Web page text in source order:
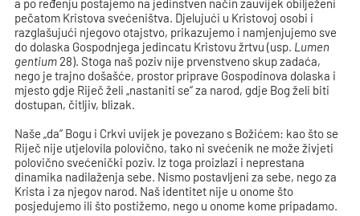
a po ređenju postajemo na jedinstven način zauvijek obilježeni
pečatom Kristova svećeništva. Djelujući u Kristovoj osobi i
razglašujući njegovo otajstvo, prikazujemo i namjenjujemo sve
do dolaska Gospodnjega jedincatu Kristovu žrtvu (usp. Lumen
gentium 28). Stoga naš poziv nije prvenstveno skup zadaća,
nego je trajno došašće, prostor priprave Gospodinova dolaska i
mjesto gdje Riječ želi „nastaniti se“ za narod, gdje Bog želi biti
dostupan, čitljiv, blizak.
Naše „da“ Bogu i Crkvi uvijek je povezano s Božićem: kao što se
Riječ nije utjelovila polovično, tako ni svećenik ne može živjeti
polovično svećenički poziv. Iz toga proizlazi i neprestana
dinamika nadilaženja sebe. Nismo postavljeni za sebe, nego za
Krista i za njegov narod. Naš identitet nije u onome što
posjedujemo ili što postižemo, nego u onome kome pripadamo.